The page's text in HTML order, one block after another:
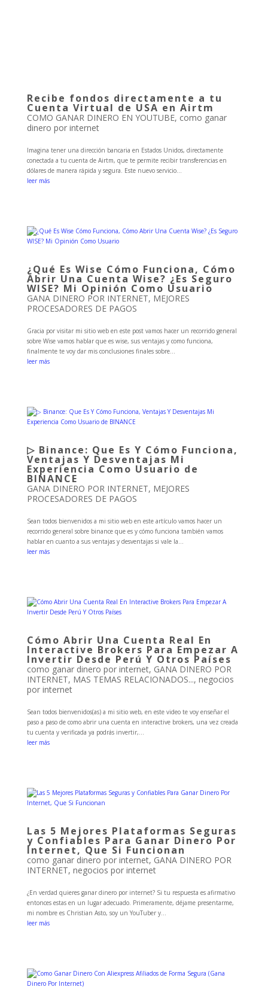
Recibe fondos directamente a tu
Cuenta Virtual de USA en Airtm
COMO GANAR DINERO EN YOUTUBE, como ganar
dinero por internet
Imagina tener una dirección bancaria en Estados Unidos, directamente
conectada a tu cuenta de Airtm, que te permite recibir transferencias en
dólares de manera rápida y segura. Este nuevo servicio...
leer más
¿Qué Es Wise Cómo Funciona, Cómo
Abrir Una Cuenta Wise? ¿Es Seguro
WISE? Mi Opinión Como Usuario
GANA DINERO POR INTERNET, MEJORES
PROCESADORES DE PAGOS
Gracia por visitar mi sitio web en este post vamos hacer un recorrido general
sobre Wise vamos hablar que es wise, sus ventajas y como funciona,
finalmente te voy dar mis conclusiones finales sobre...
leer más
▷ Binance: Que Es Y Cómo Funciona,
Ventajas Y Desventajas Mi
Experiencia Como Usuario de
BINANCE
GANA DINERO POR INTERNET, MEJORES
PROCESADORES DE PAGOS
Sean todos bienvenidos a mi sitio web en este artículo vamos hacer un
recorrido general sobre binance que es y cómo funciona también vamos
hablar en cuanto a sus ventajas y desventajas si vale la...
leer más
Cómo Abrir Una Cuenta Real En
Interactive Brokers Para Empezar A
Invertir Desde Perú Y Otros Países
como ganar dinero por internet, GANA DINERO POR
INTERNET, MAS TEMAS RELACIONADOS..., negocios
por internet
Sean todos bienvenidos(as) a mi sitio web, en este video te voy enseñar el
paso a paso de como abrir una cuenta en interactive brokers, una vez creada
tu cuenta y verificada ya podrás invertir,...
leer más
Las 5 Mejores Plataformas Seguras
y Confiables Para Ganar Dinero Por
Internet, Que Si Funcionan
como ganar dinero por internet, GANA DINERO POR
INTERNET, negocios por internet
¿En verdad quieres ganar dinero por internet? Si tu respuesta es afirmativo
entonces estas en un lugar adecuado. Primeramente, déjame presentarme,
mi nombre es Christian Asto, soy un YouTuber y...
leer más